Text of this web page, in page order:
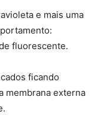
e mais uma
fluorescente.
ficando
membrana externa